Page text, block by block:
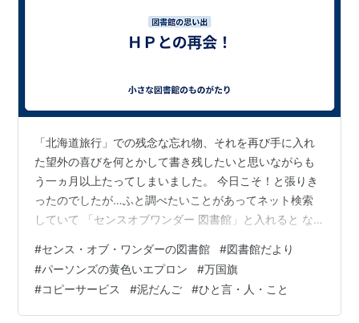
「北海道旅行」での残念な忘れ物、それを再び手に入れ
た望外の喜びを何とかして書き残したいと思いながらも
う一ヵ月以上たってしまいました。 今日こそ！と張りき
ったのでしたが…ふと調べたいことがあってネット検索
していて 「センスオブワンダー 図書館」と入れると な
思ってもいなかったできごとに胸が高鳴りました。
《2003年春の「図書館だより」です☆》（2024.8.26）
で、小さな図書館の一年を紹介しましたがかつてのＨＰ
をもご紹介できるとはなんて嬉しいこと。 インターネッ
#センス・オブ・ワンダーの図書館 #図書館だより
#パーソンズの黄色いエプロン #万国旗
#コピーサービス #泥だんご #ひと言・人・こと